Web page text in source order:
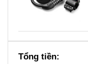
Tổng tiền: